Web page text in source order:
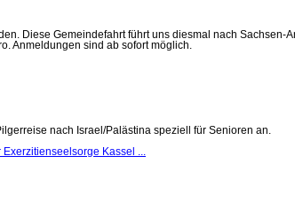
Diese Gemeindefahrt führt uns diesmal nach
Anmeldungen sind ab sofort möglich.
nach Israel/Palästina speziell für Senioren an.
Kassel ...